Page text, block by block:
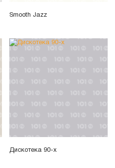
Smooth Jazz
Дискотека 90-х